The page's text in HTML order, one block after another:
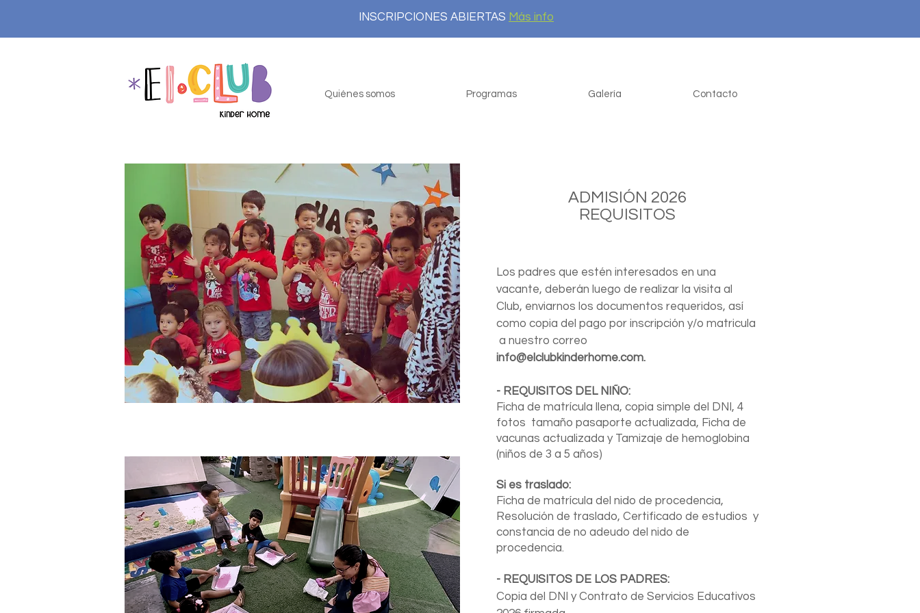
INSCRIPCIONES ABIERTAS Más info
Quiénes somos Programas Galería Contacto
ADMISIÓN 2026
REQUISITOS
Los padres que estén interesados en una
vacante, deberán luego de realizar la visita al
Club, enviarnos los documentos requeridos, así
como copia del pago por inscripción y/o matricula
a nuestro correo
info@elclubkinderhome.com.
- REQUISITOS DEL NIÑO:
Ficha de matrícula llena, copia simple del DNI, 4
fotos tamaño pasaporte actualizada, Ficha de
vacunas actualizada y Tamizaje de hemoglobina
(niños de 3 a 5 años)
Si es traslado:
Ficha de matrícula del nido de procedencia,
Resolución de traslado, Certificado de estudios y
constancia de no adeudo del nido de
procedencia.
- REQUISITOS DE LOS PADRES:
Copia del DNI y Contrato de Servicios Educativos